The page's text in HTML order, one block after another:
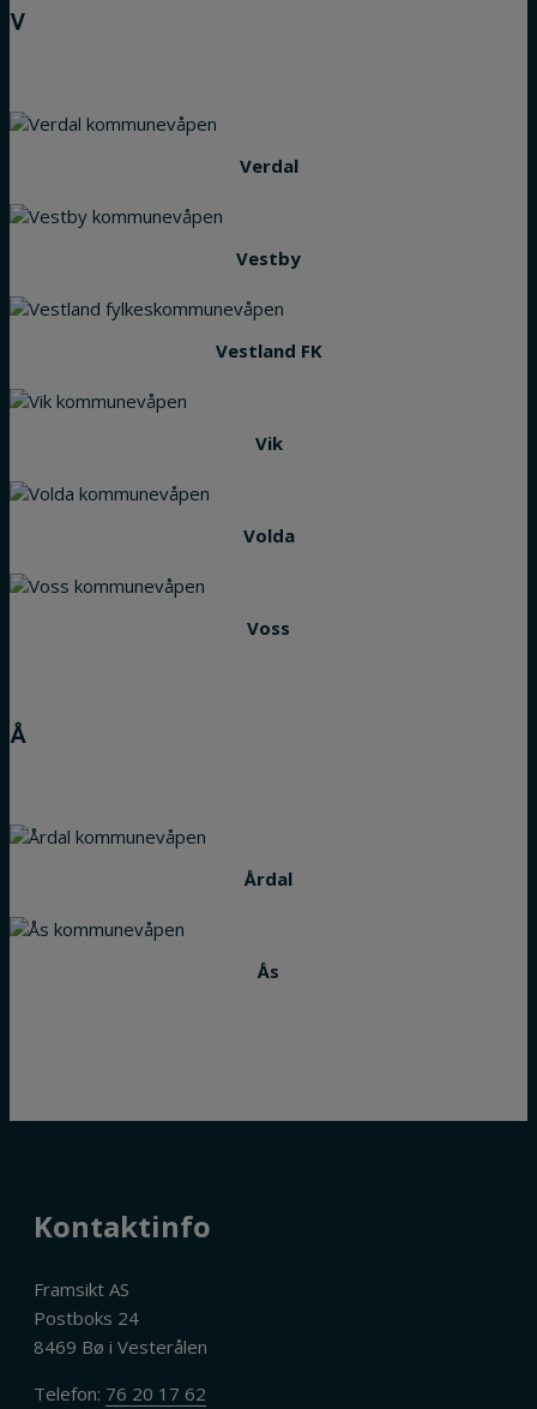
V
Verdal
Vestby
Vestland FK
Vik
Volda
Voss
Å
Årdal
Ås
Kontaktinfo
Framsikt AS
Postboks 24
8469 Bø i Vesterålen
Telefon: 76 20 17 62